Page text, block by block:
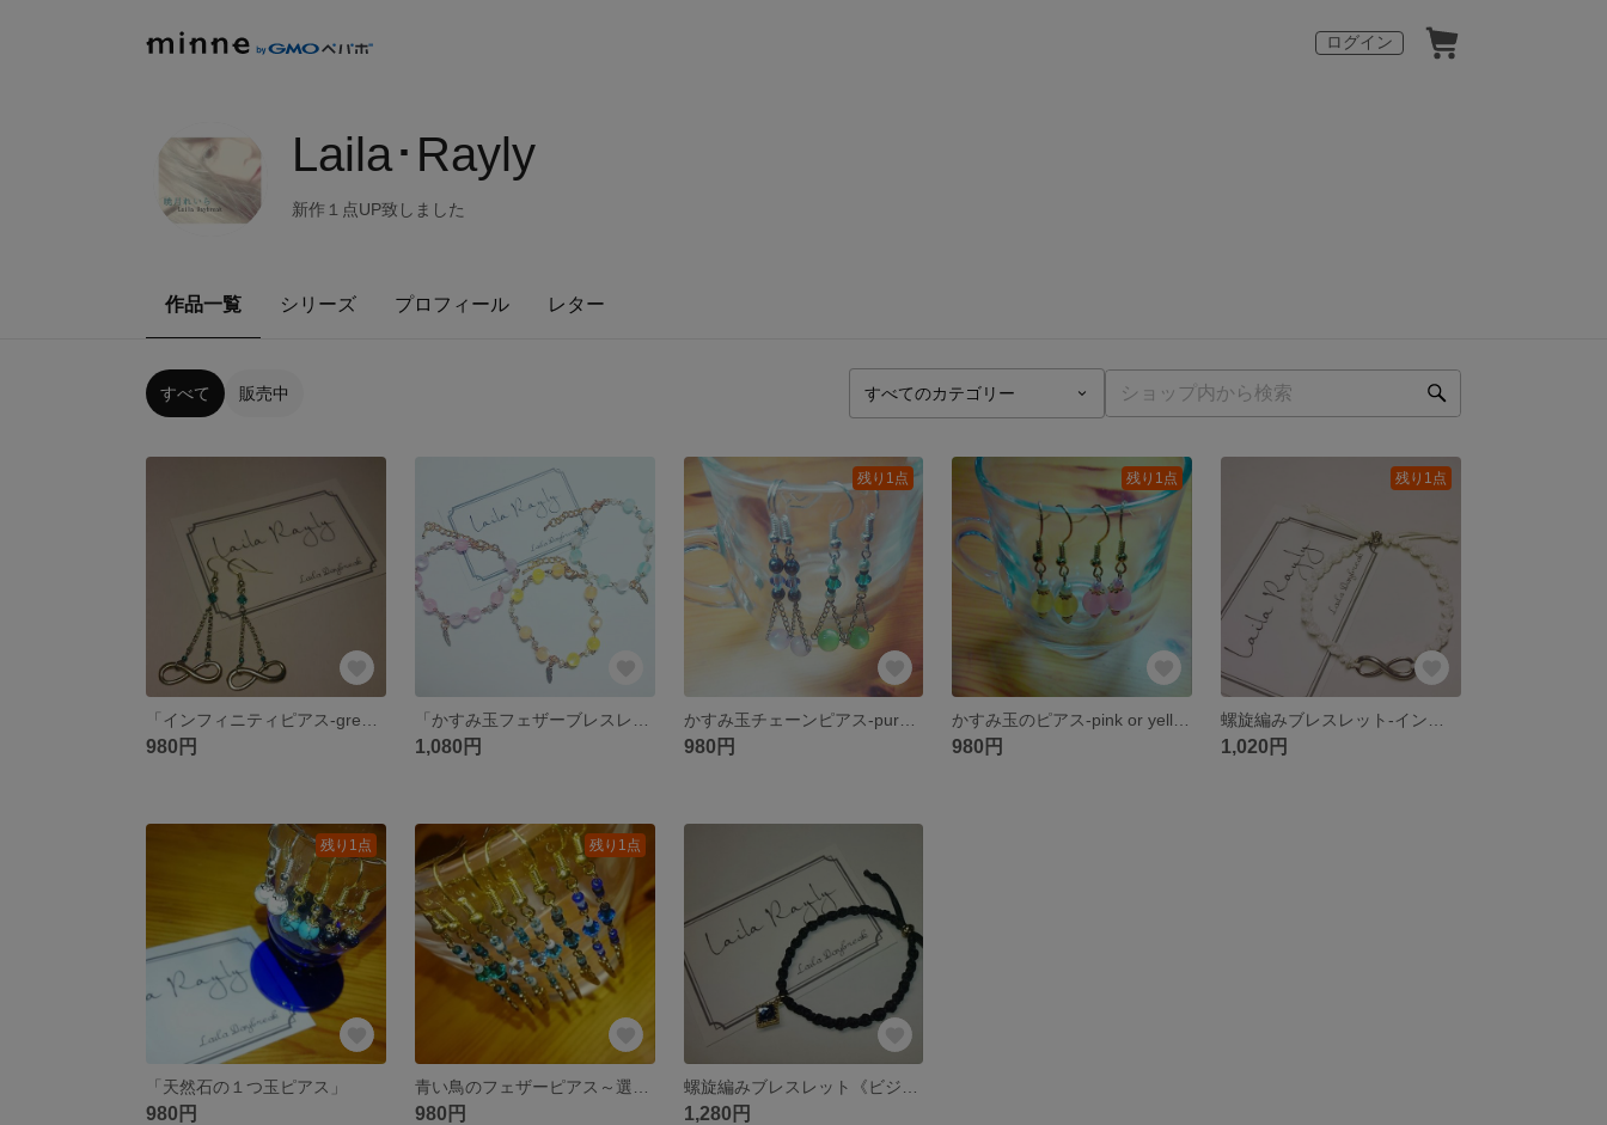
ログイン
Laila･Rayly
新作１点UP致しました
作品一覧 シリーズ プロフィール レター
すべて 販売中
980円 1,080円
残り1点
かすみ玉チェーンピアス-purple or green-
980円
残り1点
980円
残り1点
1,020円
残り1点
「天然石の１つ玉ピアス」
980円
残り1点
980円 1,280円